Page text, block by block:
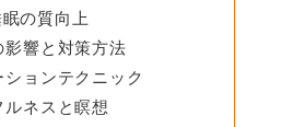
の質向上
響と対策方法
ョンテクニック
ネスと瞑想